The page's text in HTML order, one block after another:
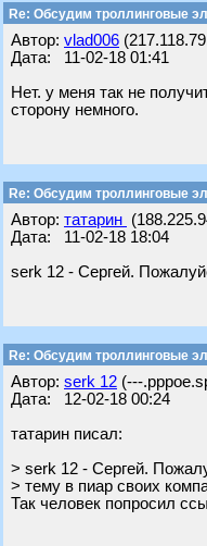
Re: Обсудим троллинговые
Автор: vlad006
Дата: 11-02-18 01:41
Нет. у меня так не
сторону немного.
Re: Обсудим троллинговые
Автор: татарин
Дата: 11-02-18 18:04
serk 12 - Сергей.
Re: Обсудим троллинговые
Автор: serk 12 (---
Дата: 12-02-18 00:24
татарин писал:
> serk 12 - Сергей.
> тему в пиар своих
Так человек попросил